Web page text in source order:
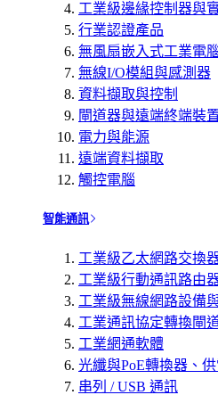
工業級邊緣控制器與
行業認證產品
無風扇嵌入式工業電
無線I/O模組與感測器
資料擷取與控制
閘道器與遠端終端裝
電力與能源
遠端資料擷取
觸控電腦
智能通訊
工業級乙太網路交換
工業級行動通訊路由
工業級無線網路設備
工業通訊協定轉換閘
工業網通軟體
光纖與PoE轉換器、
串列 / USB 通訊